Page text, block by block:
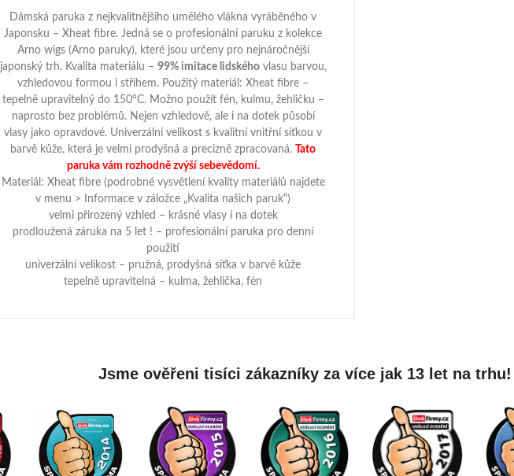
Dámská paruka z nejkvalitnějšího umělého vlákna vyráběného v
Japonsku – Xheat fibre. Jedná se o profesionální paruku z kolekce
Arno wigs (Arno paruky), které jsou určeny pro nejnáročnější
japonský trh. Kvalita materiálu – 99% imitace lidskéhovlasu barvou,
vzhledovou formou i střihem. Použitý materiál: Xheat fibre –
tepelně upravitelný do 150°C. Možno použít fén, kulmu, žehličku –
naprosto bez problémů. Nejen vzhledově, ale i na dotek působí
vlasy jako opravdové. Univerzální velikost s kvalitní vnitřní síťkou v
barvě kůže, která je velmi prodyšná a precizně zpracovaná.Tato
paruka vám rozhodně zvýší sebevědomí.
Materiál: Xheat fibre (podrobné vysvětlení kvality materiálů najdete
v menu > Informace v záložce „Kvalita našich paruk“)
velmi přirozený vzhled – krásné vlasy i na dotek
prodloužená záruka na 5 let ! – profesionální paruka pro denní
použití
univerzální velikost – pružná, prodyšná síťka v barvě kůže
tepelně upravitelná – kulma, žehlička, fén
Jsme ověřeni tisíci zákazníky za více jak 13 let na trhu!